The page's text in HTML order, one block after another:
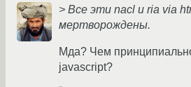
> Все эти nacl и ria via
мертворождены.
Мда? Чем
javascript?